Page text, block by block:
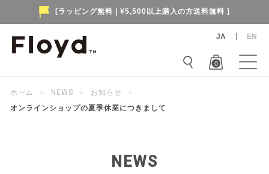
[ラッピング無料 | ¥5,500以上購入の方送料無料 ]
EN
JA
0
ホーム ＞ NEWS ＞ お知らせ
＞
オンラインショップの夏季休業につきまして
NEWS